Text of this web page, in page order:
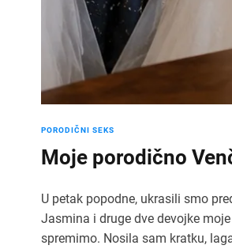
PORODIČNI SEKS
Moje porodično
U petak popodne, ukrasili smo
Jasmina i druge dve devojke
spremimo. Nosila sam kratku,